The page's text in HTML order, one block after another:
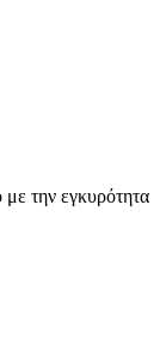
την εγκυρότητα